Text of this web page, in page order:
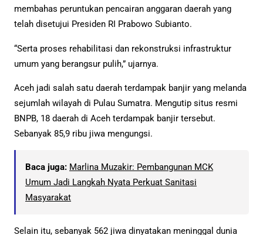
membahas peruntukan pencairan anggaran daerah yang
telah disetujui Presiden RI Prabowo Subianto.
“Serta proses rehabilitasi dan rekonstruksi infrastruktur
umum yang berangsur pulih,” ujarnya.
Aceh jadi salah satu daerah terdampak banjir yang melanda
sejumlah wilayah di Pulau Sumatra. Mengutip situs resmi
BNPB, 18 daerah di Aceh terdampak banjir tersebut.
Sebanyak 85,9 ribu jiwa mengungsi.
Baca juga: Marlina Muzakir: Pembangunan MCK
Umum Jadi Langkah Nyata Perkuat Sanitasi
Masyarakat
Selain itu, sebanyak 562 jiwa dinyatakan meninggal dunia